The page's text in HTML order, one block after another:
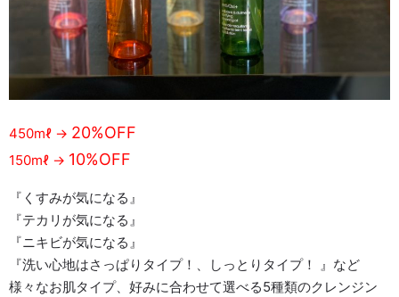
450mℓ → 20%OFF
150mℓ → 10%OFF
『くすみが気になる』
『テカリが気になる』
『ニキビが気になる』
『洗い心地はさっぱりタイプ！、しっとりタイプ！ 』など
様々なお肌タイプ、好みに合わせて選べる5種類のクレンジン